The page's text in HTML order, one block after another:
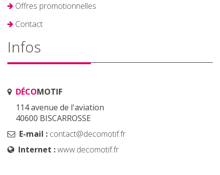
Offres promotionnelles
Contact
Infos
DÉCOMOTIF
114 avenue de l'aviation
40600 BISCARROSSE
E-mail : contact@decomotif.fr
Internet :www.decomotif.fr